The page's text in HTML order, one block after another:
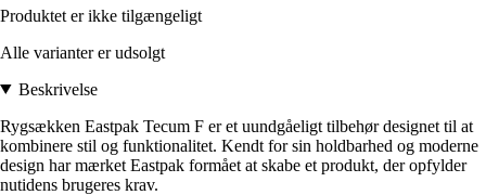
Produktet er ikke tilgængeligt
Alle varianter er udsolgt
Beskrivelse
Rygsækken Eastpak Tecum F er et uundgåeligt tilbehør designet til at
kombinere stil og funktionalitet. Kendt for sin holdbarhed og moderne
design har mærket Eastpak formået at skabe et produkt, der opfylder
nutidens brugeres krav.